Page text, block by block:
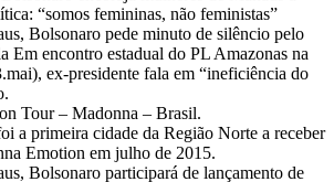
“somos femininas, não feministas”
Bolsonaro pede minuto de silêncio pelo
Em encontro estadual do PL Amazonas na
ex-presidente fala em “ineficiência do
Tour – Madonna – Brasil.
a primeira cidade da Região Norte a receber
Emotion em julho de 2015.
Bolsonaro participará de lançamento de